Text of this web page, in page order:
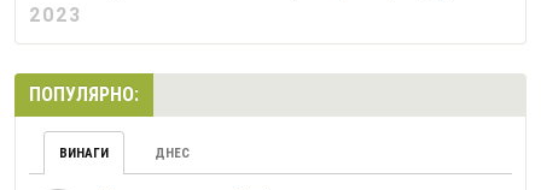
2023
ПОПУЛЯРНО:
ВИНАГИ ДНЕС